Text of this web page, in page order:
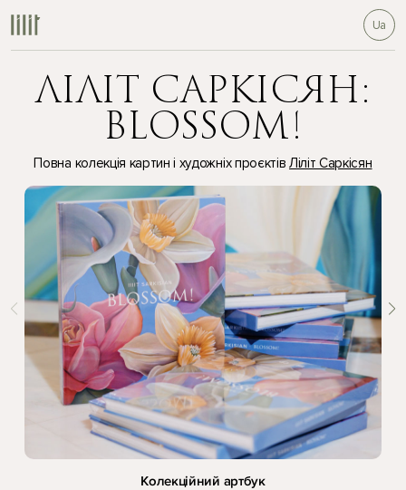
Ua
ЛІЛІТ САРКІСЯН:
BLOSSOM!
Повна колекція картин і художніх проєктівЛіліт Саркісян
Колекційний артбук